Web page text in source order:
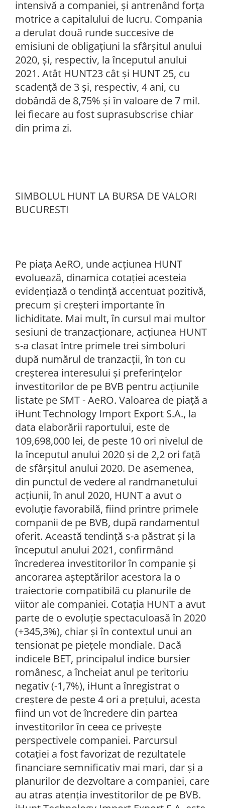
intensivă a companiei, și antrenând forța
motrice a capitalului de lucru. Compania
a derulat două runde succesive de
emisiuni de obligațiuni la sfârșitul anului
2020, și, respectiv, la începutul anului
2021. Atât HUNT23 cât și HUNT 25, cu
scadență de 3 și, respectiv, 4 ani, cu
dobândă de 8,75% și în valoare de 7 mil.
lei fiecare au fost suprasubscrise chiar
din prima zi.
SIMBOLUL HUNT LA BURSA DE VALORI
BUCURESTI
Pe piața AeRO, unde acțiunea HUNT
evoluează, dinamica cotației acesteia
evidențiază o tendință accentuat pozitivă,
precum și creșteri importante în
lichiditate. Mai mult, în cursul mai multor
sesiuni de tranzacționare, acțiunea HUNT
s-a clasat între primele trei simboluri
după numărul de tranzacții, în ton cu
creșterea interesului și preferințelor
investitorilor de pe BVB pentru acțiunile
listate pe SMT - AeRO. Valoarea de piață a
iHunt Technology Import Export S.A., la
data elaborării raportului, este de
109,698,000 lei, de peste 10 ori nivelul de
la începutul anului 2020 și de 2,2 ori față
de sfârșitul anului 2020. De asemenea,
din punctul de vedere al randmanetului
acțiunii, în anul 2020, HUNT a avut o
evoluţie favorabilă, fiind printre primele
companii de pe BVB, după randamentul
oferit. Această tendință s-a păstrat și la
începutul anului 2021, confirmând
încrederea investitorilor în companie și
ancorarea așteptărilor acestora la o
traiectorie compatibilă cu planurile de
viitor ale companiei. Cotația HUNT a avut
parte de o evoluție spectaculoasă în 2020
(+345,3%), chiar și în contextul unui an
tensionat pe piețele mondiale. Dacă
indicele BET, principalul indice bursier
românesc, a încheiat anul pe teritoriu
negativ (-1,7%), iHunt a înregistrat o
creștere de peste 4 ori a prețului, acesta
fiind un vot de încredere din partea
investitorilor în ceea ce privește
perspectivele companiei. Parcursul
cotației a fost favorizat de rezultatele
financiare semnificativ mai mari, dar și a
planurilor de dezvoltare a companiei, care
au atras atenția investitorilor de pe BVB.